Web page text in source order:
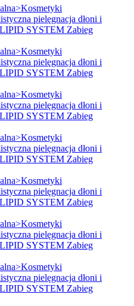
pielęgnacja dłoni i
SYSTEM Zabieg
pielęgnacja dłoni i
SYSTEM Zabieg
pielęgnacja dłoni i
SYSTEM Zabieg
pielęgnacja dłoni i
SYSTEM Zabieg
pielęgnacja dłoni i
SYSTEM Zabieg
pielęgnacja dłoni i
SYSTEM Zabieg
pielęgnacja dłoni i
SYSTEM Zabieg